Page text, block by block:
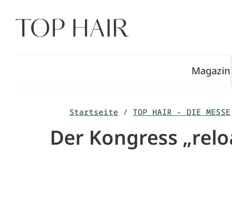
Inhalt
springen
Magazin
Startseite / TOP HAIR - DIE MESSE
Der Kongress